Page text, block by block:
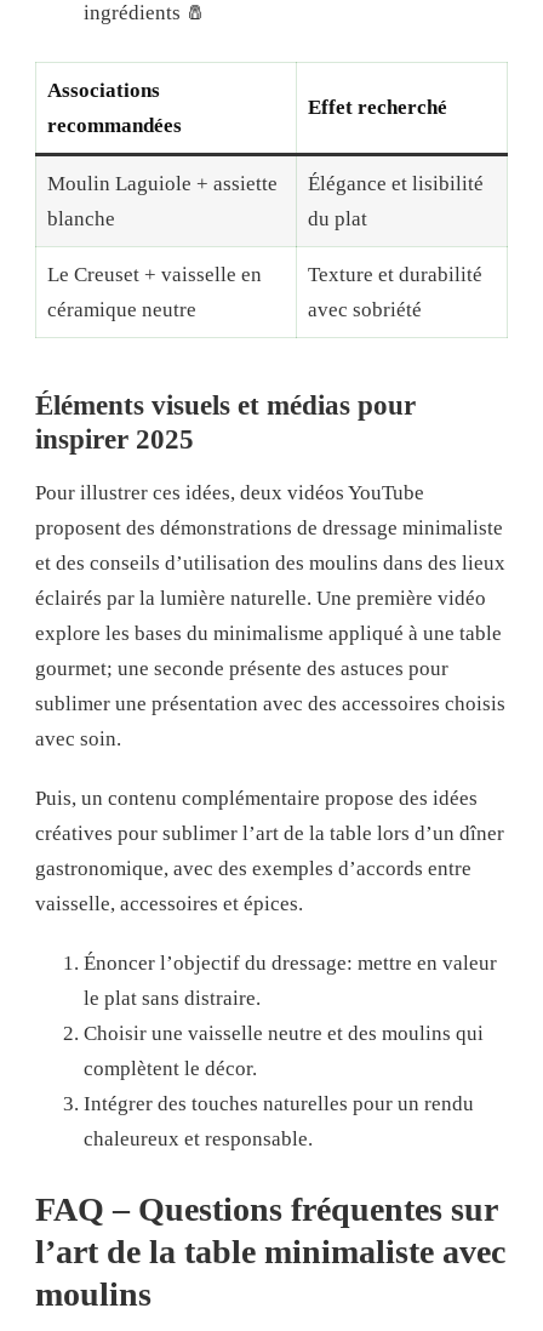
ingrédients 🧂
Associations
recommandées
Effet recherché
Moulin Laguiole + assiette
blanche
Élégance et lisibilité
du plat
Le Creuset + vaisselle en
céramique neutre
Texture et durabilité
avec sobriété
Éléments visuels et médias pour
inspirer 2025
Pour illustrer ces idées, deux vidéos YouTube
proposent des démonstrations de dressage minimaliste
et des conseils d’utilisation des moulins dans des lieux
éclairés par la lumière naturelle. Une première vidéo
explore les bases du minimalisme appliqué à une table
gourmet; une seconde présente des astuces pour
sublimer une présentation avec des accessoires choisis
avec soin.
Puis, un contenu complémentaire propose des idées
créatives pour sublimer l’art de la table lors d’un dîner
gastronomique, avec des exemples d’accords entre
vaisselle, accessoires et épices.
Énoncer l’objectif du dressage: mettre en valeur
le plat sans distraire.
Choisir une vaisselle neutre et des moulins qui
complètent le décor.
Intégrer des touches naturelles pour un rendu
chaleureux et responsable.
FAQ – Questions fréquentes sur
l’art de la table minimaliste avec
moulins